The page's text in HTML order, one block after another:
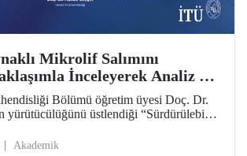
Mikrolif Salımını
İnceleyerek Analiz ve
Geliştirecek Projeye
Bölümü öğretim üyesi Doç. Dr.
yürütücülüğünü üstlendiği “Sürdürülebilir
Mikrolif Salımı: Aşınma, UV Maruziyeti
Akademik